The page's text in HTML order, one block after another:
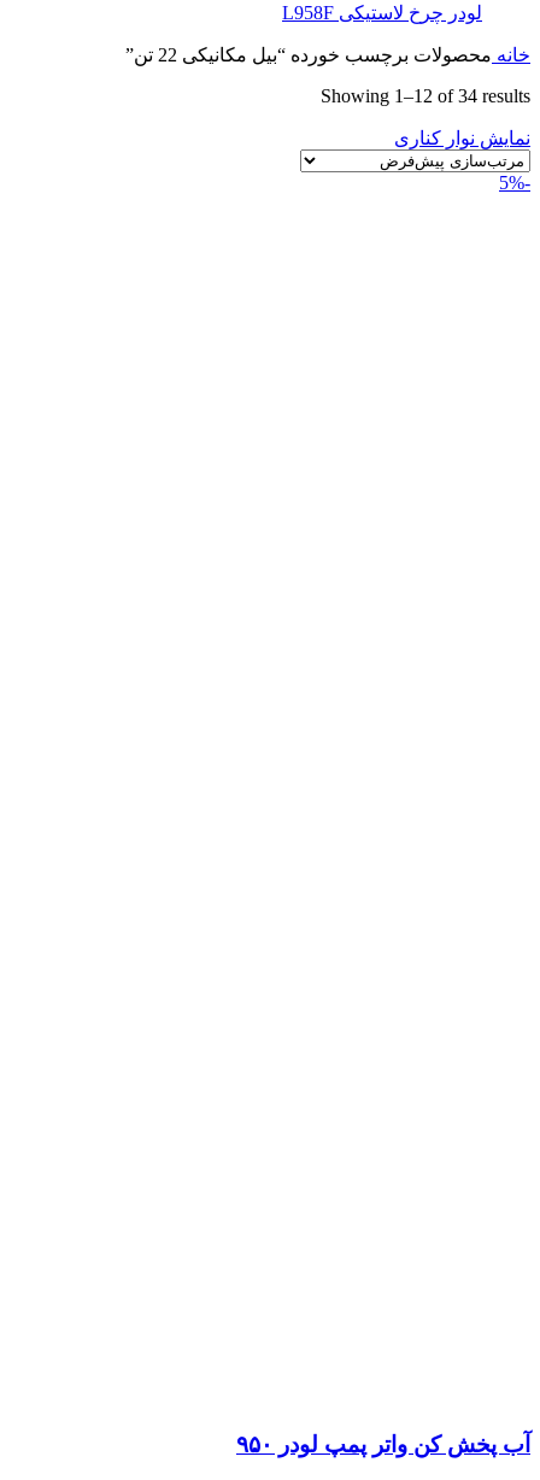
لودر چرخ لاستیکی L958F
خانه محصولات برچسب خورده “بیل مکانیکی 22 تن”
Showing 1–12 of 34 results
نمایش نوار کناری
-5%
آب پخش کن واتر پمپ لودر ۹۵۰